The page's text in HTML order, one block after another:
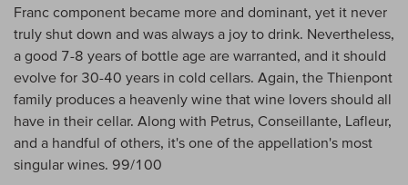
Franc component became more and dominant, yet it never
truly shut down and was always a joy to drink. Nevertheless,
a good 7-8 years of bottle age are warranted, and it should
evolve for 30-40 years in cold cellars. Again, the Thienpont
family produces a heavenly wine that wine lovers should all
have in their cellar. Along with Petrus, Conseillante, Lafleur,
and a handful of others, it's one of the appellation's most
singular wines. 99/100